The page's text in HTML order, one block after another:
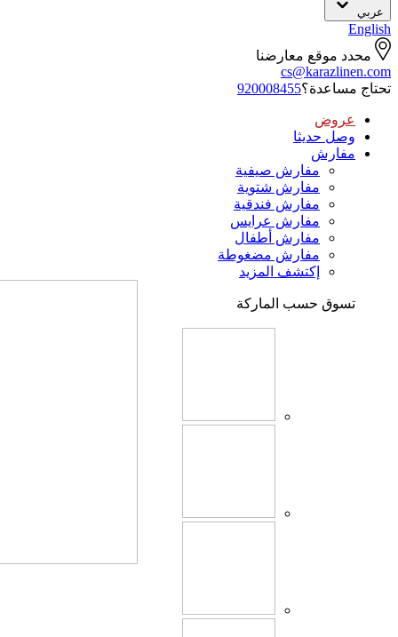
عربي
English
محدد موقع معارضنا
cs@karazlinen.com
تحتاج مساعدة؟920008455
عروض
وصل حديثا
مفارش
مفارش صيفية
مفارش شتوية
مفارش فندقية
مفارش عرايس
مفارش أطفال
مفارش مضغوطة
إكتشف المزيد
تسوق حسب الماركة